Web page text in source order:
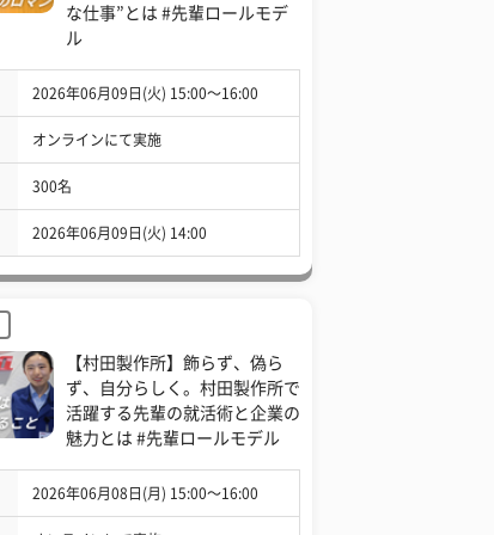
な仕事”とは #先輩ロールモデ
ル
2026年06月09日(火) 15:00〜16:00
オンラインにて実施
300名
2026年06月09日(火) 14:00
【村田製作所】飾らず、偽ら
ず、自分らしく。村田製作所で
活躍する先輩の就活術と企業の
魅力とは #先輩ロールモデル
2026年06月08日(月) 15:00〜16:00